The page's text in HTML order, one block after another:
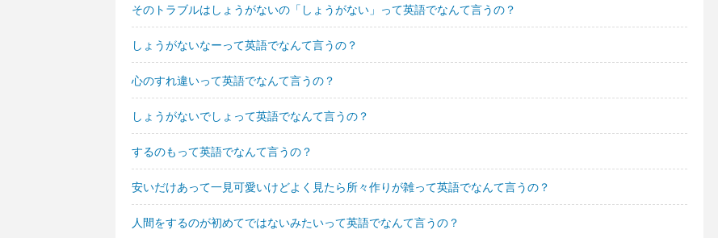
そのトラブルはしょうがないの「しょうがない」って英語でなんて言うの？
しょうがないなーって英語でなんて言うの？
心のすれ違いって英語でなんて言うの？
しょうがないでしょって英語でなんて言うの？
するのもって英語でなんて言うの？
安いだけあって一見可愛いけどよく見たら所々作りが雑って英語でなんて言うの？
人間をするのが初めてではないみたいって英語でなんて言うの？